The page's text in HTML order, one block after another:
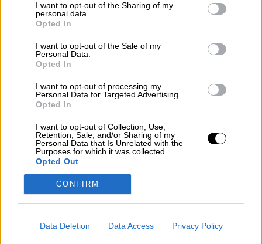
I want to opt-out of the Sharing of my
personal data.
Opted In
I want to opt-out of the Sale of my
Personal Data.
Opted In
I want to opt-out of processing my
Personal Data for Targeted Advertising.
Opted In
I want to opt-out of Collection, Use,
Retention, Sale, and/or Sharing of my
Personal Data that Is Unrelated with the
Purposes for which it was collected.
Opted Out
CONFIRM
Data Deletion Data Access Privacy Policy
familias quefinanciaron la creación de Vox,
han sabido invertir en la compra de
RRSS para
difundir bulos
democrática, que lamentablemente
fascina a
descerebraos de las zonas obreras y barrios
marginales
fantasía de que con el fascismo subirán de
clase social sin tener que trabajar. Hacen
franquistas, de hecho lo mismo se podían haber
integrado endiferentes banda juveniles de
todo tipo.
En estaera pandémica, con su dureza y
fatiga consiguiente, han aflorado
negacionistas, el auge de la ignorancia en la